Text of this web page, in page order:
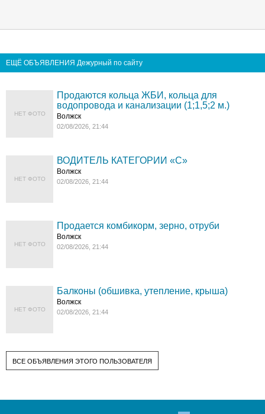
ЕЩЁ ОБЪЯВЛЕНИЯ Дежурный по сайту
НЕТ ФОТО
Продаются кольца ЖБИ, кольца для
водопровода и канализации (1;1,5;2 м.)
Волжск
02/08/2026, 21:44
НЕТ ФОТО
ВОДИТЕЛЬ КАТЕГОРИИ «C»
Волжск
02/08/2026, 21:44
НЕТ ФОТО
Продается комбикорм, зерно, отруби
Волжск
02/08/2026, 21:44
НЕТ ФОТО
Балконы (обшивка, утепление, крыша)
Волжск
02/08/2026, 21:44
ВСЕ ОБЪЯВЛЕНИЯ ЭТОГО ПОЛЬЗОВАТЕЛЯ